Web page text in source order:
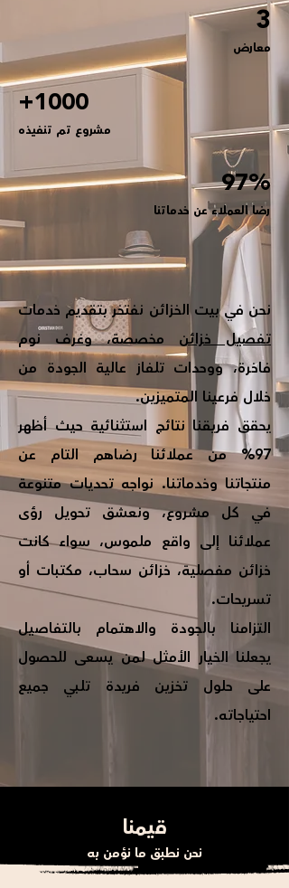
3
معارض
+1000
مشروع تم تنفيذه
97%
رضا العملاء عن خدماتنا
نحن في بيت الخزائن نفتخر بتقديم خدمات
تفصيل خزائنمخصصة، وغرف نوم
فاخرة، ووحدات تلفاز عالية الجودة من
خلال فرعينا المتميزين.
يحقق فريقنا نتائج استثنائية حيث أظهر
97% من عملائنا رضاهم التام عن
منتجاتنا وخدماتنا. نواجه تحديات متنوعة
في كل مشروع، ونعشق تحويل رؤى
عملائنا إلى واقع ملموس، سواء كانت
خزائن مفصلية، خزائن سحاب، مكتبات أو
تسريحات.
التزامنا بالجودة والاهتمام بالتفاصيل
يجعلنا الخيار الأمثل لمن يسعى للحصول
على حلول تخزين فريدة تلبي جميع
احتياجاته.
قيمنا
نحن نطبق ما نؤمن به